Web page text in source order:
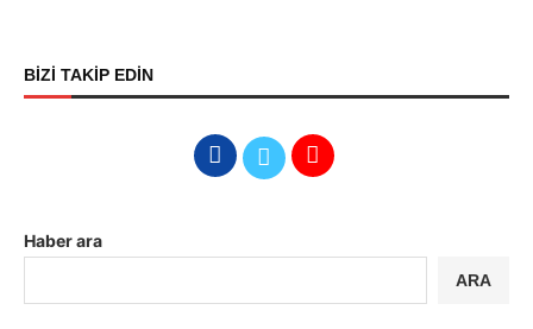
BİZİ TAKİP EDİN
Haber ara
ARA